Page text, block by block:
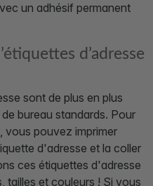
un adhésif permanent
d’adresse
sont de plus en plus
bureau standards. Pour
vous pouvez imprimer
d'adresse et la coller
ces étiquettes d'adresse
tailles et couleurs ! Si vous